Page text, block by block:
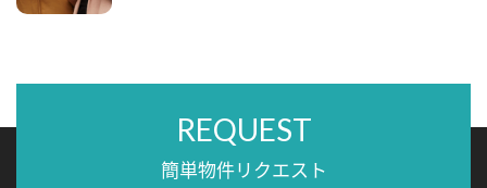
REQUEST
簡単物件リクエスト